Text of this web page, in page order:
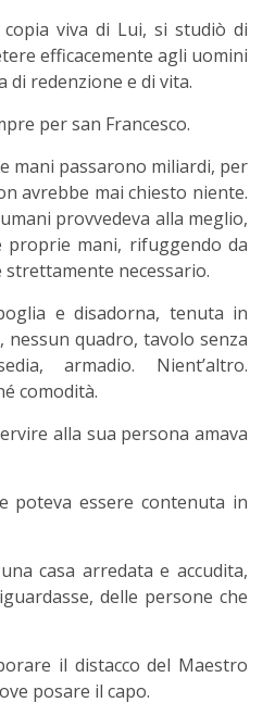
viva di Lui, si studiò di
efficacemente agli uomini
di redenzione e di vita.
per san Francesco.
mani passarono miliardi, per
avrebbe mai chiesto niente.
provvedeva alla meglio,
proprie mani, rifuggendo da
necessario.
e disadorna, tenuta in
quadro, tavolo senza
armadio. Nient’altro.
comodità.
alla sua persona amava
poteva essere contenuta in
casa arredata e accudita,
delle persone che
il distacco del Maestro
posare il capo.